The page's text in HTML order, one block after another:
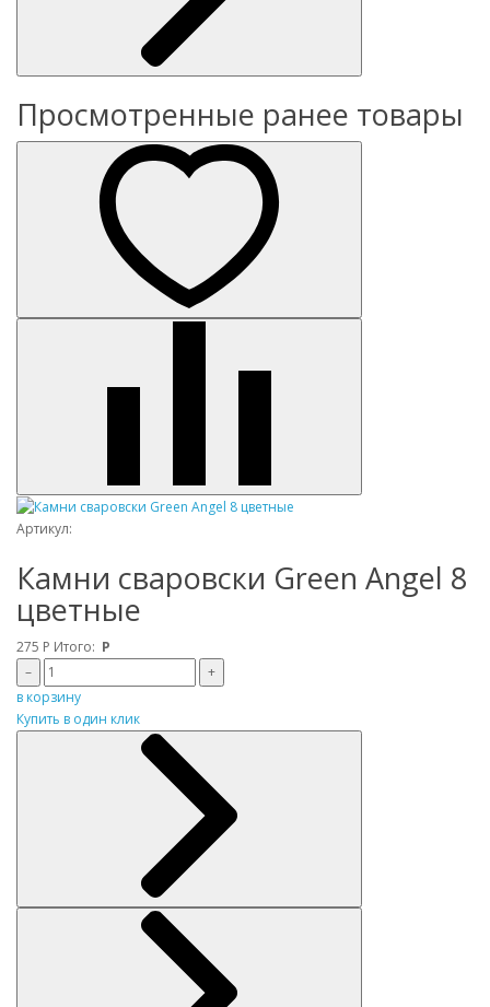
Просмотренные ранее товары
Артикул:
Камни сваровски Green Angel 8
цветные
275 Р Итого: Р
–
+
в корзину
Купить в один клик